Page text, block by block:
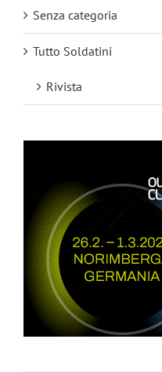
Senza categoria
Tutto Soldatini
Rivista